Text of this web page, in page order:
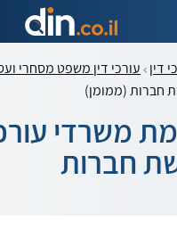
דין עורכי דין משפט מסחרי
חברות (ממומן)
משרדי
חברות